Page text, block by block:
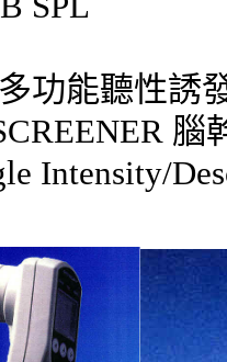
多功能聽性誘
腦
Intensity/